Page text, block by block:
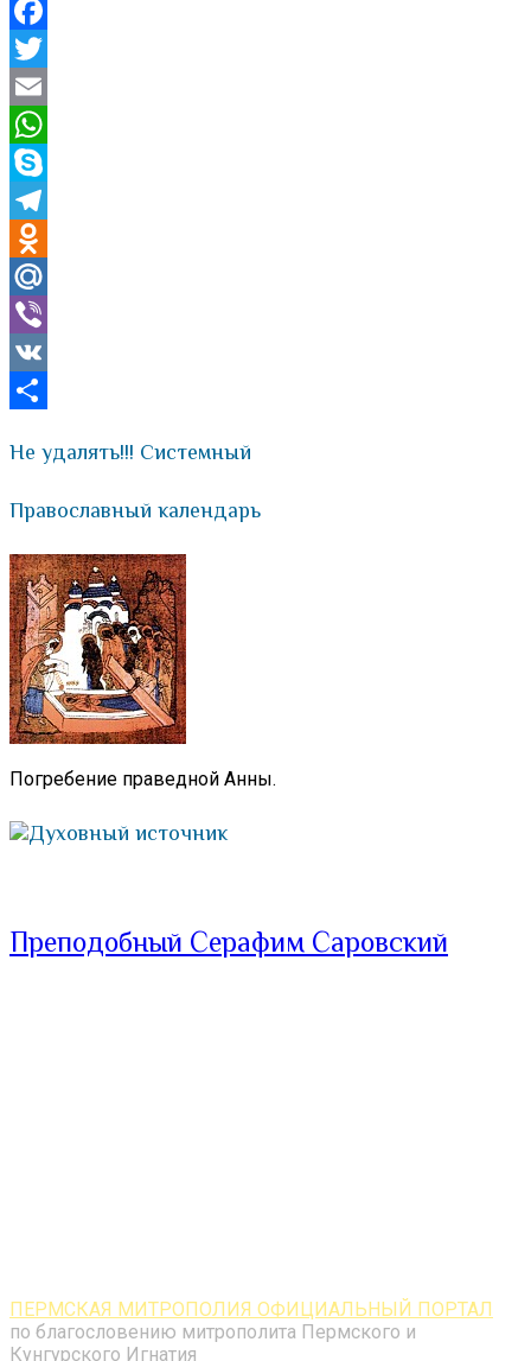
Facebook
Twitter
Email
WhatsApp
Skype
Telegram
Odnoklassniki
Mail.Ru
Viber
VK
Не удалять!!! Системный
Православный календарь
Погребение праведной Анны.
Духовный источник
Преподобный Серафим Саровский
ПЕРМСКАЯ МИТРОПОЛИЯ ОФИЦИАЛЬНЫЙ ПОРТАЛ
по благословению митрополита Пермского и
Кунгурского Игнатия